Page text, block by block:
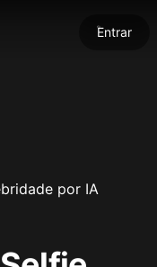
Entrar
por IA